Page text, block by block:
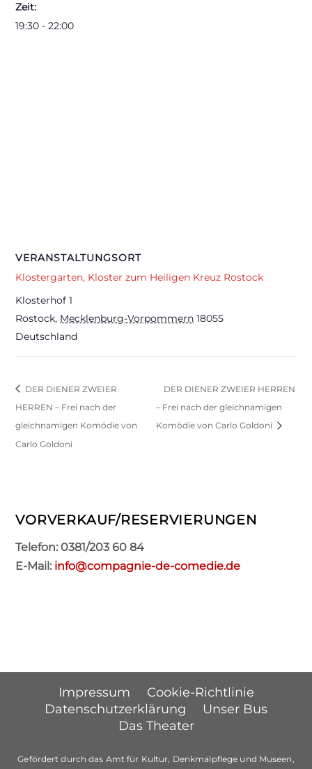
Zeit:
19:30 - 22:00
VERANSTALTUNGSORT
Klostergarten, Kloster zum Heiligen Kreuz Rostock
Klosterhof 1
Rostock, Mecklenburg-Vorpommern 18055
Deutschland
DER DIENER ZWEIER
HERREN – Frei nach der
gleichnamigen Komödie von
Carlo Goldoni
DER DIENER ZWEIER HERREN
– Frei nach der gleichnamigen
Komödie von Carlo Goldoni
VORVERKAUF/RESERVIERUNGEN
Telefon: 0381/203 60 84
E-Mail: info@compagnie-de-comedie.de
Impressum
Cookie-Richtlinie
Datenschutzerklärung
Unser Bus
Das Theater
Gefördert durch das Amt für Kultur, Denkmalpflege und Museen,